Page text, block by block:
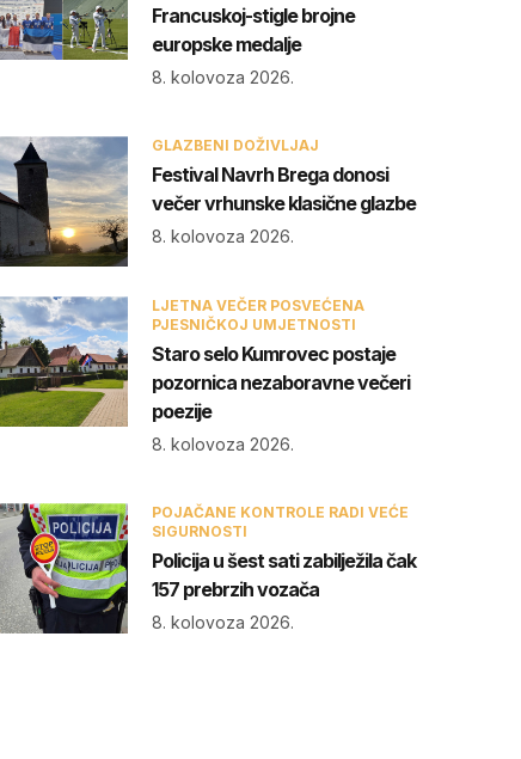
Francuskoj-stigle brojne
europske medalje
8. kolovoza 2026.
GLAZBENI DOŽIVLJAJ
Festival Navrh Brega donosi
večer vrhunske klasične glazbe
8. kolovoza 2026.
LJETNA VEČER POSVEĆENA
PJESNIČKOJ UMJETNOSTI
Staro selo Kumrovec postaje
pozornica nezaboravne večeri
poezije
8. kolovoza 2026.
POJAČANE KONTROLE RADI VEĆE
SIGURNOSTI
Policija u šest sati zabilježila čak
157 prebrzih vozača
8. kolovoza 2026.